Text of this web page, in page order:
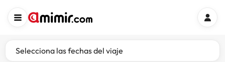
Selecciona las fechas del viaje